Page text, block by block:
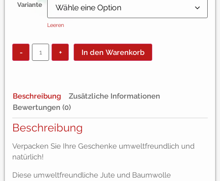
Variante
Leeren
- + In den Warenkorb
Beschreibung
Zusätzliche Informationen
Bewertungen (0)
Beschreibung
Verpacken Sie Ihre Geschenke umweltfreundlich und
natürlich!
Diese umweltfreundliche Jute und Baumwolle